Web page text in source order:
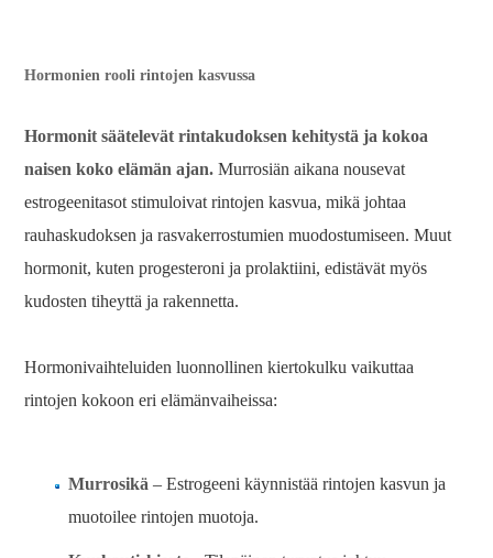
Hormonien rooli rintojen kasvussa
Hormonit säätelevät rintakudoksen kehitystä ja kokoa
naisen koko elämän ajan. Murrosiän aikana nousevat
estrogeenitasot stimuloivat rintojen kasvua, mikä johtaa
rauhaskudoksen ja rasvakerrostumien muodostumiseen. Muut
hormonit, kuten progesteroni ja prolaktiini, edistävät myös
kudosten tiheyttä ja rakennetta.
Hormonivaihteluiden luonnollinen kiertokulku vaikuttaa
rintojen kokoon eri elämänvaiheissa:
Murrosikä – Estrogeeni käynnistää rintojen kasvun ja
muotoilee rintojen muotoja.